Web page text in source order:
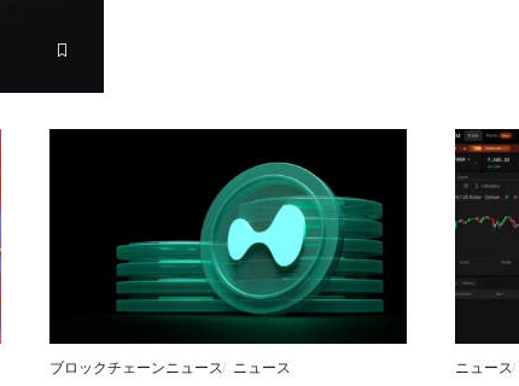
ブロックチェーンニュース ニュース ニュース